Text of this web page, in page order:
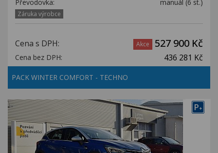
Převodovka:
manuál (6 st.)
Záruka výrobce
Cena s DPH: Akce 527 900 Kč
Cena bez DPH: 436 281 Kč
PACK WINTER COMFORT - TECHNO
P+